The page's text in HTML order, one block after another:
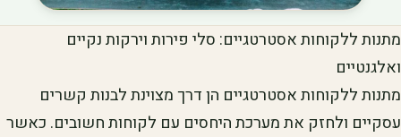
מתנות ללקוחות אסטרטגיים: סלי פירות וירקות נקיים
ואלגנטיים
מתנות ללקוחות אסטרטגיים הן דרך מצוינת לבנות קשרים
עסקיים ולחזק את מערכת היחסים עם לקוחות חשובים. כאשר